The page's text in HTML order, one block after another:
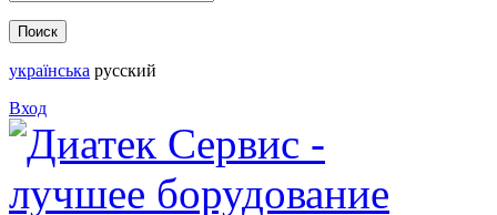
українська русский
Вход